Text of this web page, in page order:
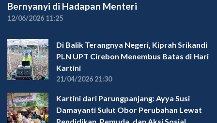
Bernyanyi di Hadapan Menteri
12/06/2026 11:25
Di Balik Terangnya Negeri, Kiprah Srikandi
PLN UPT Cirebon Menembus Batas di Hari
Kartini
21/04/2026 21:30
Kartini dari Parungpanjang: Ayya Susi
Damayanti Sulut Obor Perubahan Lewat